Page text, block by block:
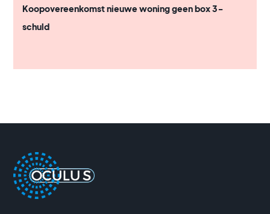
Koopovereenkomst nieuwe woning geen box 3-
schuld